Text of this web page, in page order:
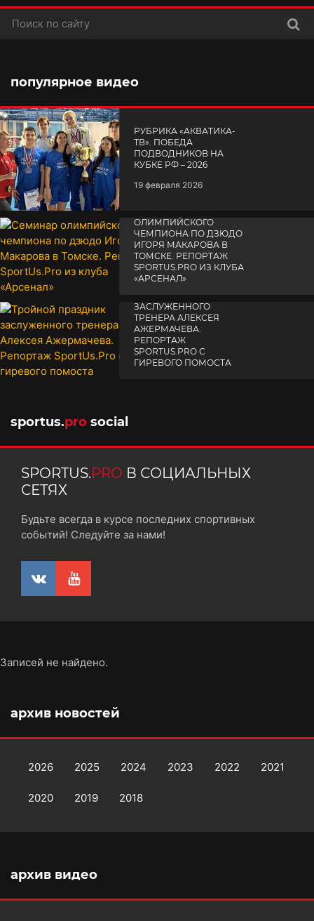
популярное видео
РУБРИКА «АКВАТИКА-
TВ». ПОБЕДА
ПОДВОДНИКОВ НА
КУБКЕ РФ – 2026
19 февраля 2026
ОЛИМПИЙСКОГО
ЧЕМПИОНА ПО ДЗЮДО
ИГОРЯ МАКАРОВА В
ТОМСКЕ. РЕПОРТАЖ
SPORTUS.PRO ИЗ КЛУБА
«АРСЕНАЛ»
ЗАСЛУЖЕННОГО
ТРЕНЕРА АЛЕКСЕЯ
АЖЕРМАЧЕВА.
РЕПОРТАЖ
SPORTUS.PRO С
ГИРЕВОГО ПОМОСТА
sportus.pro social
SPORTUS.PRO В СОЦИАЛЬНЫХ
СЕТЯХ
Будьте всегда в курсе последних спортивных
событий! Следуйте за нами!
Записей не найдено.
архив новостей
2026 2025 2024 2023 2022 2021
2020 2019 2018
архив видео